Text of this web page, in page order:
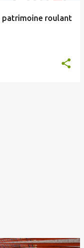
patrimoine roulant